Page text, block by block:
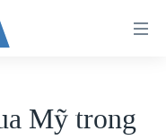
Mỹ trong